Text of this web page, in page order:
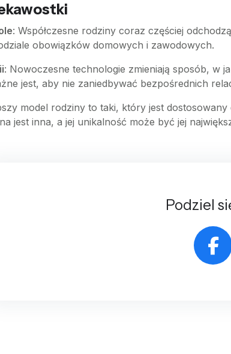
: Współczesne rodziny coraz częściej
obowiązków domowych i zawodowych.
: Nowoczesne technologie zmieniają sposób, w
jest, aby nie zaniedbywać bezpośrednich
model rodziny to taki, który jest
jest inna, a jej unikalność może być jej
Podziel